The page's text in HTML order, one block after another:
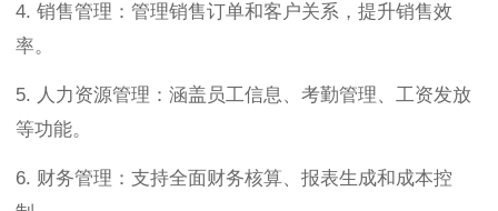
4. 销售管理：管理销售订单和客户关系，提升销售效
率。
5. 人力资源管理：涵盖员工信息、考勤管理、工资发放
等功能。
6. 财务管理：支持全面财务核算、报表生成和成本控